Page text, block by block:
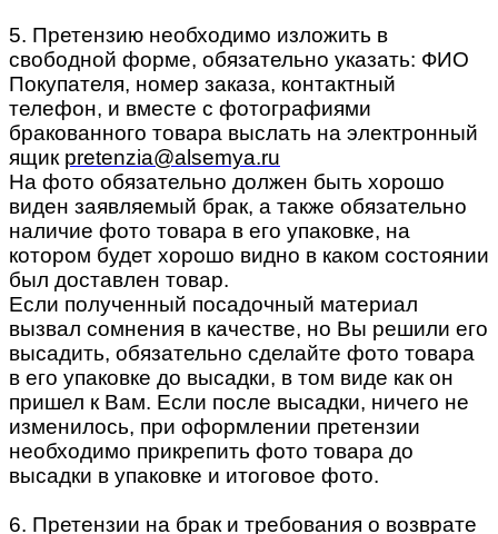
5. Претензию необходимо изложить в
свободной форме, обязательно указать: ФИО
Покупателя, номер заказа, контактный
телефон, и вместе с фотографиями
бракованного товара выслать на электронный
ящик pretenzia@alsemya.ru
На фото обязательно должен быть хорошо
виден заявляемый брак, а также обязательно
наличие фото товара в его упаковке, на
котором будет хорошо видно в каком состоянии
был доставлен товар.
Если полученный посадочный материал
вызвал сомнения в качестве, но Вы решили его
высадить, обязательно сделайте фото товара
в его упаковке до высадки, в том виде как он
пришел к Вам. Если после высадки, ничего не
изменилось, при оформлении претензии
необходимо прикрепить фото товара до
высадки в упаковке и итоговое фото.
6. Претензии на брак и требования о возврате